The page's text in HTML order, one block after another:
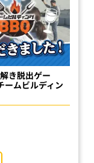
き脱出ゲー
ームビルディン